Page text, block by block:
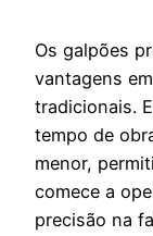
Os galpões
vantagens
tradicionais.
tempo de
menor,
comece a
precisão na